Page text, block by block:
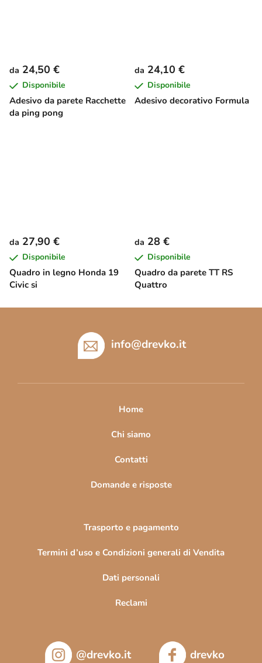
Adesivo da parete Racchette
da ping pong
da 24,50 €
Disponibile
Adesivo decorativo Formula
da 24,10 €
Disponibile
Quadro in legno Honda 19
Civic si
da 27,90 €
Disponibile
Quadro da parete TT RS
Quattro
da 28 €
Disponibile
info@drevko.it
Home
Chi siamo
Contatti
Domande e risposte
Trasporto e pagamento
Termini d’uso e Condizioni generali di Vendita
Dati personali
Reclami
@drevko.it drevko